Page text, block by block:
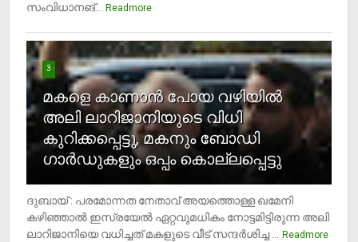
സംവിധാനങ്...
Readmore
3
മകളെ കാണാന്‍ പോയ വഴിയില്‍
അലി ലാറിജാനിയുടെ വിധി
കുറിക്കപ്പെട്ടു, മകനും ബോഡി
ഗാര്‍ഡുകളും ഒപ്പം കൊല്ലപ്പെട്ടു
ദുബായ് : പരമോന്നത നേതാവ് അയത്തൊള്ള ഖമേനി
കഴിഞ്ഞാല്‍ ഇസ്രയേല്‍ ഏറ്റവുമധികം നോട്ടമിട്ടിരുന്ന അലി
ലാറിജാനിയെ വധിച്ചത് മകളുടെ വീട് സന്ദര്‍ശിച്ച ...
Readmore
4